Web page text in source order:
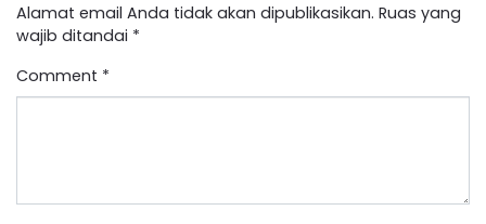
Alamat email Anda tidak akan dipublikasikan. Ruas yang
wajib ditandai *
Comment *